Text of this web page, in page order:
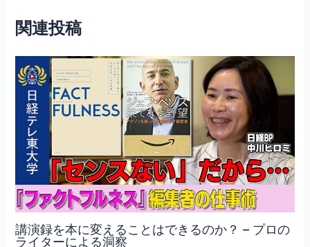
o
o
k
ビ
ゲ
シ
ョ
関連投稿
講演録を本に変えることはできるのか？ – プロの
ライターによる洞察